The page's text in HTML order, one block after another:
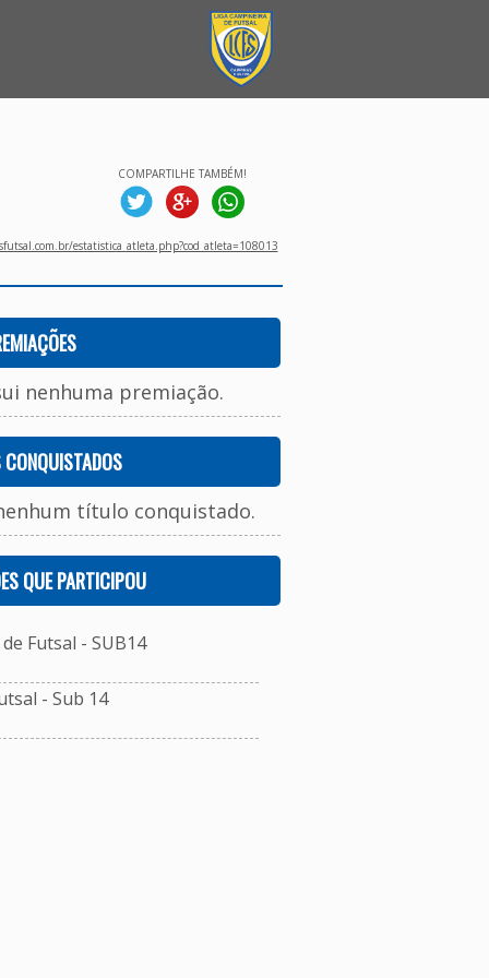
COMPARTILHE TAMBÉM!
estatistica_atleta.php?cod_atleta=108013
nenhuma premiação.
título conquistado.
QUE PARTICIPOU
Futsal - SUB14
- Sub 14